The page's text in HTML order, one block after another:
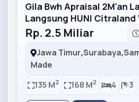
Gila Bwh Apraisal 2M'an
Langsung HUNI
Rp. 2.5 Miliar
Jawa Timur,Surabaya,
Made
135 M2 168 M2 4 3